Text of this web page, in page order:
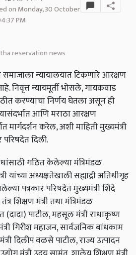
on Monday, 30 October
PM
reservation news
समाजाला न्यायालयात टिकणारे आरक्षण
निवृत्त न्यायमूर्ती भोसले, गायकवाड
करण्याचा निर्णय घेतला असून ही
आणि मराठा आरक्षण
मार्गदर्शन करेल, अशी माहिती मुख्यमंत्री
दिली.
गठित केलेल्या मंत्रिमंडळ
यांच्या अध्यक्षतेखाली सह्याद्री अतिथीगृह
पत्रकार परिषदेत मुख्यमंत्री शिंदे
शिक्षण मंत्री तथा मंत्रिमंडळ
(दादा) पाटील, महसूल मंत्री राधाकृष्ण
गिरीश महाजन, सार्वजनिक बांधकाम
दिलीप वळसे पाटील, राज्य उत्पादन